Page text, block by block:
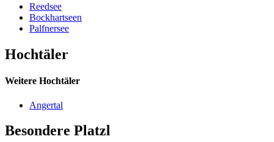
Reedsee
Bockhartseen
Palfnersee
Hochtäler
Weitere Hochtäler
Angertal
Besondere Platzl